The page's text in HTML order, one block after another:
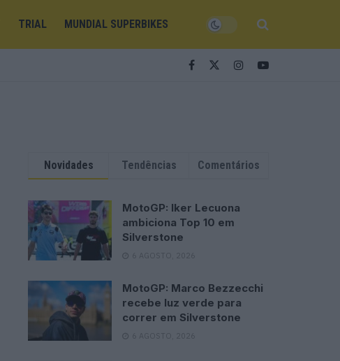
TRIAL MUNDIAL SUPERBIKES
Novidades Tendências Comentários
MotoGP: Iker Lecuona
ambiciona Top 10 em
Silverstone
6 AGOSTO, 2026
MotoGP: Marco Bezzecchi
recebe luz verde para
correr em Silverstone
6 AGOSTO, 2026